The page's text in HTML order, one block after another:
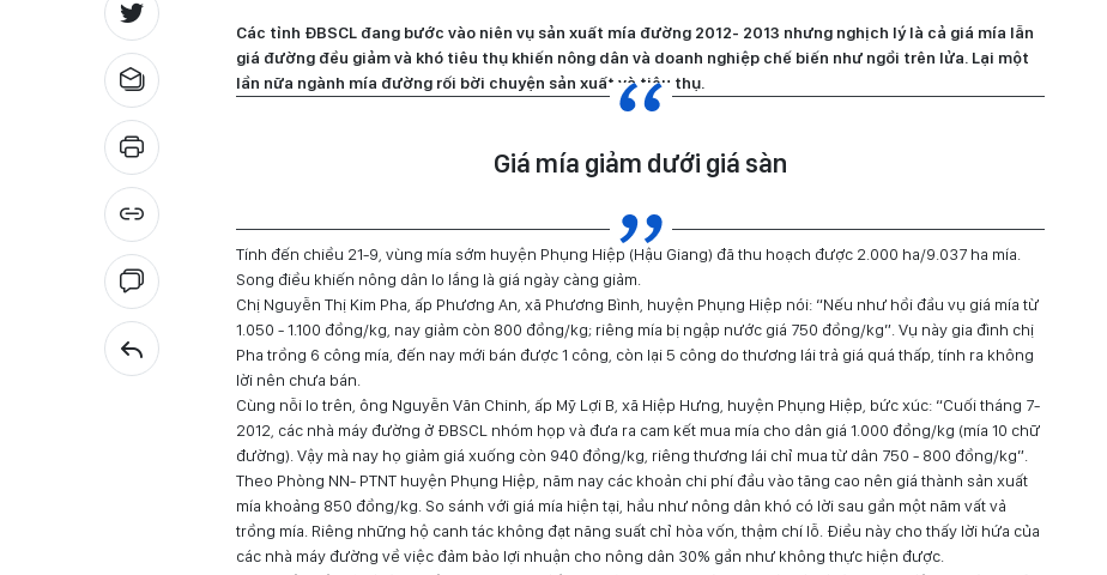
Các tỉnh ĐBSCL đang bước vào niên vụ sản xuất mía đường 2012- 2013 nhưng nghịch lý là cả giá mía lẫn
giá đường đều giảm và khó tiêu thụ khiến nông dân và doanh nghiệp chế biến như ngồi trên lửa. Lại một
lần nữa ngành mía đường rối bời chuyện sản xuất và tiêu thụ.
Giá mía giảm dưới giá sàn
Tính đến chiều 21-9, vùng mía sớm huyện Phụng Hiệp (Hậu Giang) đã thu hoạch được 2.000 ha/9.037 ha mía.
Song điều khiến nông dân lo lắng là giá ngày càng giảm.
Chị Nguyễn Thị Kim Pha, ấp Phương An, xã Phương Bình, huyện Phụng Hiệp nói: “Nếu như hồi đầu vụ giá mía từ
1.050 - 1.100 đồng/kg, nay giảm còn 800 đồng/kg; riêng mía bị ngập nước giá 750 đồng/kg”. Vụ này gia đình chị
Pha trồng 6 công mía, đến nay mới bán được 1 công, còn lại 5 công do thương lái trả giá quá thấp, tính ra không
lời nên chưa bán.
Cùng nỗi lo trên, ông Nguyễn Văn Chinh, ấp Mỹ Lợi B, xã Hiệp Hưng, huyện Phụng Hiệp, bức xúc: “Cuối tháng 7-
2012, các nhà máy đường ở ĐBSCL nhóm họp và đưa ra cam kết mua mía cho dân giá 1.000 đồng/kg (mía 10 chữ
đường). Vậy mà nay họ giảm giá xuống còn 940 đồng/kg, riêng thương lái chỉ mua từ dân 750 - 800 đồng/kg”.
Theo Phòng NN- PTNT huyện Phụng Hiệp, năm nay các khoản chi phí đầu vào tăng cao nên giá thành sản xuất
mía khoảng 850 đồng/kg. So sánh với giá mía hiện tại, hầu như nông dân khó có lời sau gần một năm vất vả
trồng mía. Riêng những hộ canh tác không đạt năng suất chỉ hòa vốn, thậm chí lỗ. Điều này cho thấy lời hứa của
các nhà máy đường về việc đảm bảo lợi nhuận cho nông dân 30% gần như không thực hiện được.